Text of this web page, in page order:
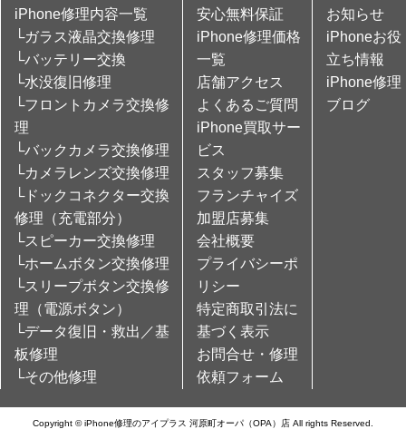
iPhone修理内容一覧
└ガラス液晶交換修理
└バッテリー交換
└水没復旧修理
└フロントカメラ交換修
理
└バックカメラ交換修理
└カメラレンズ交換修理
└ドックコネクター交換
修理（充電部分）
└スピーカー交換修理
└ホームボタン交換修理
└スリープボタン交換修
理（電源ボタン）
└データ復旧・救出／基
板修理
└その他修理
安心無料保証
iPhone修理価格
一覧
店舗アクセス
よくあるご質問
iPhone買取サー
ビス
スタッフ募集
フランチャイズ
加盟店募集
会社概要
プライバシーポ
リシー
特定商取引法に
基づく表示
お問合せ・修理
依頼フォーム
お知らせ
iPhoneお役
立ち情報
iPhone修理
ブログ
Copyright © iPhone修理のアイプラス 河原町オーパ（OPA）店 All rights Reserved.